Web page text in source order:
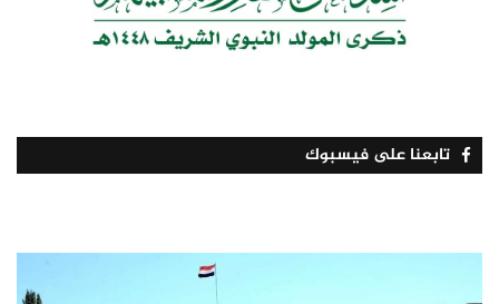
تابعنا على فيسبوك